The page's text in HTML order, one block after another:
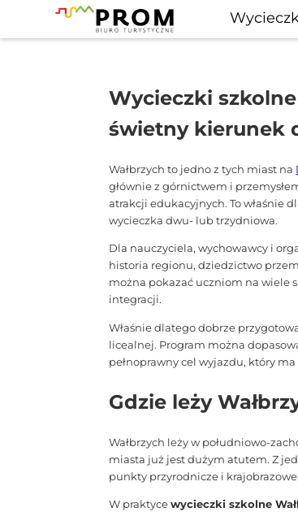
Wycieczki
świetny kierunek
Wałbrzych to jedno z tych miast na
głównie z górnictwem i
atrakcji edukacyjnych. To właśnie
wycieczka dwu- lub trzydniowa.
Dla nauczyciela, wychowawcy i
historia regionu, dziedzictwo
można pokazać uczniom na wiele
integracji.
Właśnie dlatego dobrze
licealnej. Program można
pełnoprawny cel wyjazdu, który
Gdzie leży
Wałbrzych leży w południowo-
miasta już jest dużym atutem. Z
punkty przyrodnicze i
W praktycewycieczki szkolne